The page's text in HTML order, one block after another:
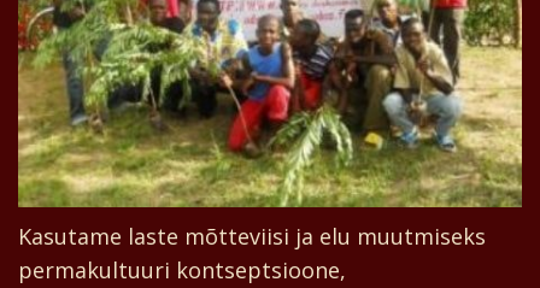
Kasutame laste mõtteviisi ja elu muutmiseks
permakultuuri kontseptsioone,